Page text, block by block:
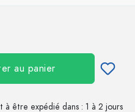
au panier
à être expédié dans : 1 à 2 jours